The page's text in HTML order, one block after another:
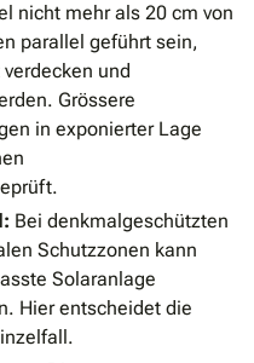
nicht mehr als 20 cm von
parallel geführt sein,
und
Grössere
in exponierter Lage
Bei denkmalgeschützten
Schutzzonen kann
Solaranlage
Hier entscheidet die